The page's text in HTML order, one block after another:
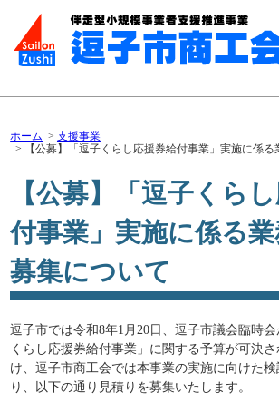
ホーム
支援事業
【公募】「逗子くらし応援券給付事業」実施に係
【公募】「逗子くら
付事業」実施に係る
募集について
逗子市では令和8年1月20日、逗子市議会臨時
くらし応援券給付事業」に関する予算が可決
け、逗子市商工会では本事業の実施に向けた
り、以下の通り見積りを募集いたします。